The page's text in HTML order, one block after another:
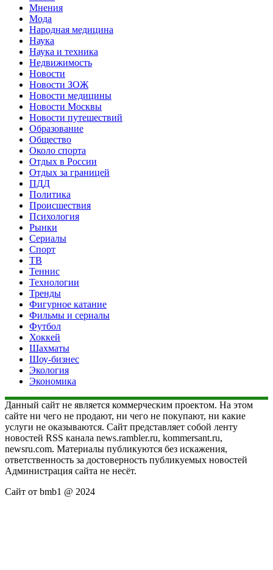
Мнения
Мода
Народная медицина
Наука
Наука и техника
Недвижимость
Новости
Новости ЗОЖ
Новости медицины
Новости Москвы
Новости путешествий
Образование
Общество
Около спорта
Отдых в России
Отдых за границей
ПДД
Политика
Происшествия
Психология
Рынки
Сериалы
Спорт
ТВ
Теннис
Технологии
Тренды
Фигурное катание
Фильмы и сериалы
Футбол
Хоккей
Шахматы
Шоу-бизнес
Экология
Экономика
Данный сайт не является коммерческим проектом. На этом
сайте ни чего не продают, ни чего не покупают, ни какие
услуги не оказываются. Сайт представляет собой ленту
новостей RSS канала news.rambler.ru, kommersant.ru,
newsru.com. Материалы публикуются без искажения,
ответственность за достоверность публикуемых новостей
Администрация сайта не несёт.
Сайт от bmb1 @ 2024